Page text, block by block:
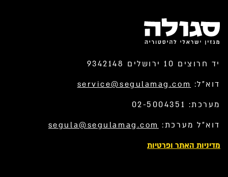
יד חרוצים 10 ירושלים 9342148
דוא”ל: service@segulamag.com
מערכת: 02-5004351
דוא”ל מערכת: segula@segulamag.com
מדיניות האתר ופרטיות